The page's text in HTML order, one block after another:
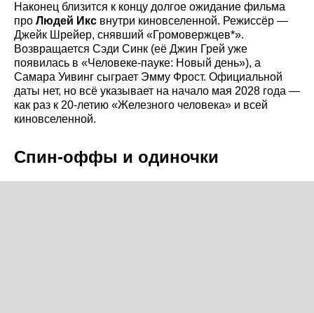
Наконец близится к концу долгое ожидание фильма
про Людей Икс внутри киновселенной. Режиссёр —
Джейк Шрейер, снявший «Громовержцев*».
Возвращается Сэди Синк (её Джин Грей уже
появилась в «Человеке-пауке: Новый день»), а
Самара Уивинг сыграет Эмму Фрост. Официальной
даты нет, но всё указывает на начало мая 2028 года —
как раз к 20-летию «Железного человека» и всей
киновселенной.
Спин-оффы и одиночки